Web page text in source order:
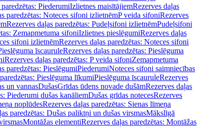
PiederumiIzlietnes maisītājiemRezerves daļas
paredzētas: Noteces sifoni izlietnēmP veida sifoniRezerves
Rezerves daļas paredzētas: Pudeļsifoni izlietnēmPudeļsifoni
Zemapmetuma sifoniIzlietnes pieslēgumiRezerves daļas
sifoni izlietnēmRezerves daļas paredzētas: Noteces sifoni
īscauruleRezerves daļas paredzētas: Pieslēguma
Rezerves daļas paredzētas: P veida sifoniZemapmetuma
paredzētas: PieslēgumiPiederumiNoteces sifoni saimniecības
Pieslēguma līkumiPieslēguma īscauruleRezerves
un vannasDušasGrīdas ūdens novade dušāmRezerves daļas
Piederumi dušas kanāliemDušas grīdas notecesRezerves
noplūdesRezerves daļas paredzētas: Sienas līmeņa
paredzētas: Dušas paliktņi un dušas virsmasMākslīgā
Montāžas elementiRezerves daļas paredzētas: Montāžas